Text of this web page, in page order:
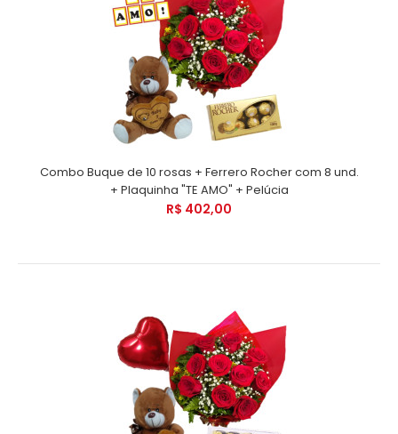
Combo Buque de 10 rosas + Ferrero Rocher com 8 und.
+ Plaquinha "TE AMO" + Pelúcia
R$ 402,00